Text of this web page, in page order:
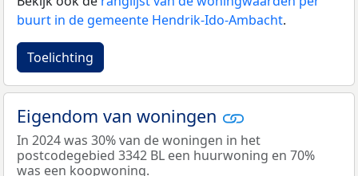
buurt in de gemeente Hendrik-Ido-Ambacht.
Toelichting
Eigendom van woningen
In 2024 was 30% van de woningen in het
postcodegebied 3342 BL een huurwoning en 70%
was een koopwoning.